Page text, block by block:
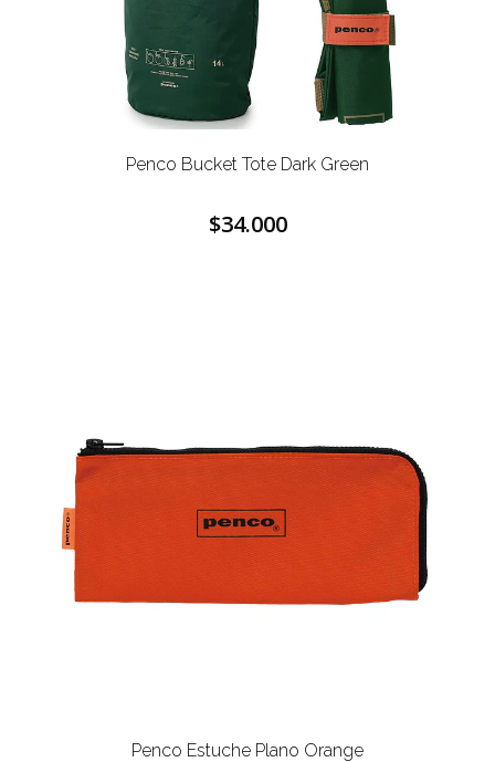
Penco Bucket Tote Dark Green
$34.000
Penco Estuche Plano Orange